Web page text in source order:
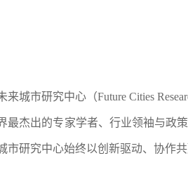
来城市研究中心（Future Cities
最杰出的专家学者、行业领袖与政
市研究中心始终以创新驱动、协作